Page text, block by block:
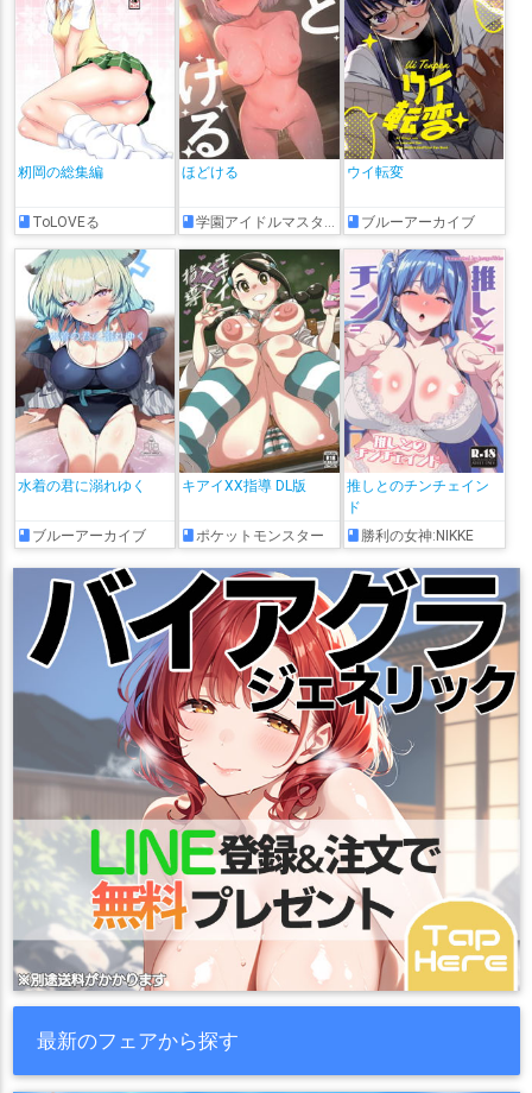
籾岡の総集編
ToLOVEる
ほどける
学園アイドルマスター
ウイ転変
ブルーアーカイブ
水着の君に溺れゆく
ブルーアーカイブ
キアイXX指導 DL版
ポケットモンスター
推しとのチンチェイン
ド
勝利の女神:NIKKE
最新のフェアから探す